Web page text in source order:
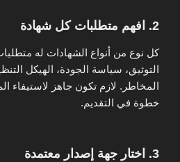
2. افهم متطلبات كل شهادة
كل نوع من أنواع الشهادات له
التوثيق، سياسة الجودة، الهيكل
المخاطر. لازم تكون جاهز لاستيفاء
خطوة في التقديم.
3. اختار جهة إصدار معتمدة